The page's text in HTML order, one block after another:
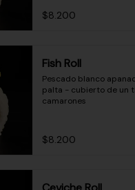
$8.200
Fish Roll
Pescado blanco
palta - cubierto de un
camarones
$8.200